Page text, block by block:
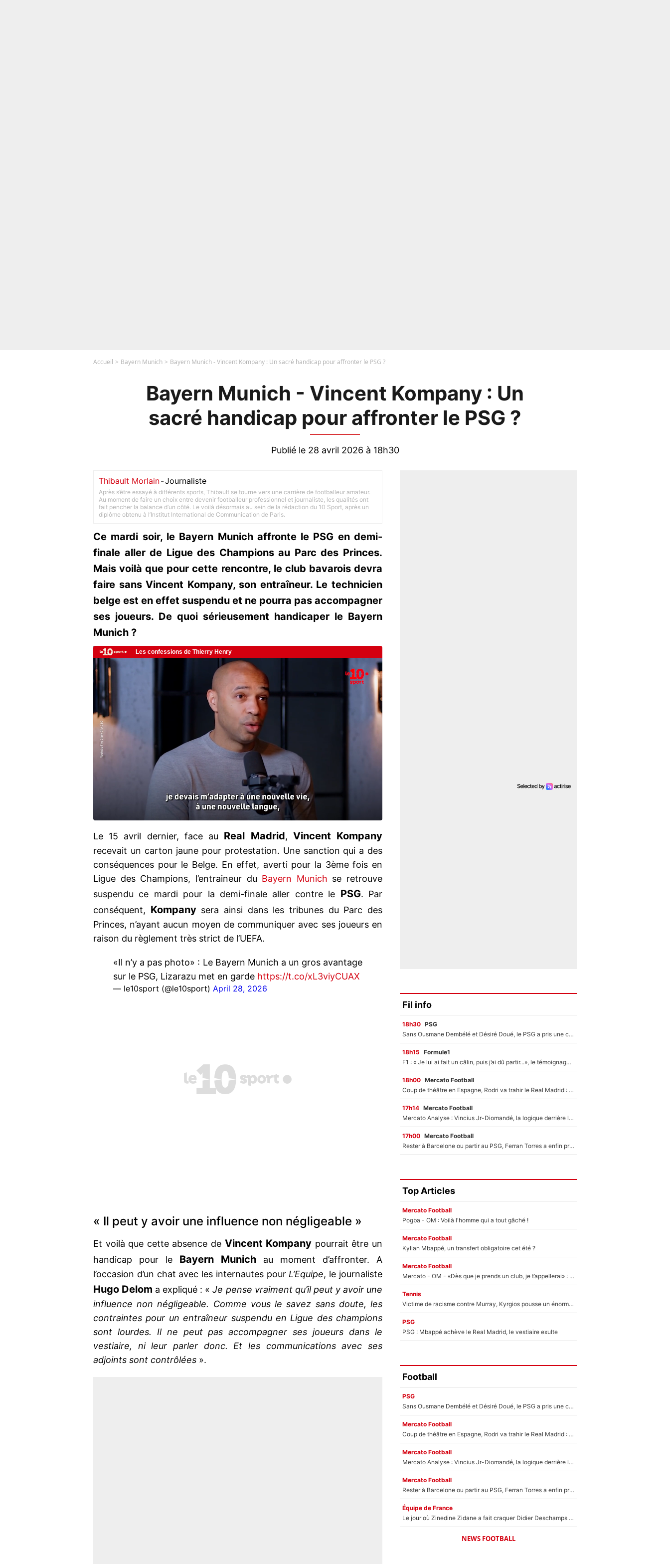
Accueil Bayern Munich Bayern Munich - Vincent Kompany : Un sacré handicap pour affronter le PSG ?
Bayern Munich - Vincent Kompany : Un
sacré handicap pour affronter le PSG ?
Publié le 28 avril 2026 à 18h30
Thibault Morlain-Journaliste
Après s’être essayé à différents sports, Thibault se tourne vers une carrière de footballeur amateur.
Au moment de faire un choix entre devenir footballeur professionnel et journaliste, les qualités ont
fait pencher la balance d’un côté. Le voilà désormais au sein de la rédaction du 10 Sport, après un
diplôme obtenu à l’Institut International de Communication de Paris.
Ce mardi soir, le Bayern Munich affronte le PSG en demi-
finale aller de Ligue des Champions au Parc des Princes.
Mais voilà que pour cette rencontre, le club bavarois devra
faire sans Vincent Kompany, son entraîneur. Le technicien
belge est en effet suspendu et ne pourra pas accompagner
ses joueurs. De quoi sérieusement handicaper le Bayern
Munich ?
Le 15 avril dernier, face au Real Madrid, Vincent Kompany
recevait un carton jaune pour protestation. Une sanction qui a des
conséquences pour le Belge. En effet, averti pour la 3ème fois en
Ligue des Champions, l’entraineur du Bayern Munich se retrouve
suspendu ce mardi pour la demi-finale aller contre le PSG. Par
conséquent, Kompanysera ainsi dans les tribunes du Parc des
Princes, n’ayant aucun moyen de communiquer avec ses joueurs en
raison du règlement très strict de l’UEFA.
«Il n’y a pas photo» : Le Bayern Munich a un gros avantage
sur le PSG, Lizarazu met en garde https://t.co/xL3viyCUAX
— le10sport (@le10sport) April 28, 2026
« Il peut y avoir une influence non négligeable »
Et voilà que cette absence de Vincent Kompany pourrait être un
handicap pour le Bayern Munich au moment d’affronter. A
l’occasion d’un chat avec les internautes pourL’Equipe, le journaliste
Hugo Delom a expliqué : «Je pense vraiment qu’il peut y avoir une
influence non négligeable. Comme vous le savez sans doute, les
contraintes pour un entraîneur suspendu en Ligue des champions
sont lourdes. Il ne peut pas accompagner ses joueurs dans le
vestiaire, ni leur parler donc. Et les communications avec ses
adjoints sont contrôlées ».
Fil info
18h30 PSG
Sans Ousmane Dembélé et Désiré Doué, le PSG a pris une correction face à Majorque : Luis Enrique attend avec impatience des renforts !
18h15 Formule1
F1 : « Je lui ai fait un câlin, puis j’ai dû partir...», le témoignage émouvant de Max Verstappen sur sa fille
18h00 Mercato Football
Coup de théâtre en Espagne, Rodri va trahir le Real Madrid : Le Ballon d'Or a choisi de signer au FC Barcelone !
17h14 Mercato Football
Mercato Analyse : Vincius Jr-Diomandé, la logique derrière la concordance des temps
17h00 Mercato Football
Rester à Barcelone ou partir au PSG, Ferran Torres a enfin pris sa décision : La course contre la montre est lancée !
Top Articles
Mercato Football
Pogba - OM : Voilà l'homme qui a tout gâché !
Mercato Football
Kylian Mbappé, un transfert obligatoire cet été ?
Mercato Football
Mercato - OM - «Dès que je prends un club, je t’appellerai» : La promesse de Marcelino au moment de claquer la porte
Tennis
Victime de racisme contre Murray, Kyrgios pousse un énorme coup de gueule !
PSG
PSG : Mbappé achève le Real Madrid, le vestiaire exulte
Football
PSG
Sans Ousmane Dembélé et Désiré Doué, le PSG a pris une correction face à Majorque : Luis Enrique attend avec impatience des renforts !
Mercato Football
Coup de théâtre en Espagne, Rodri va trahir le Real Madrid : Le Ballon d'Or a choisi de signer au FC Barcelone !
Mercato Football
Mercato Analyse : Vincius Jr-Diomandé, la logique derrière la concordance des temps
Mercato Football
Rester à Barcelone ou partir au PSG, Ferran Torres a enfin pris sa décision : La course contre la montre est lancée !
Équipe de France
Le jour où Zinedine Zidane a fait craquer Didier Deschamps en équipe de France : «Je m’en suis voulu», l’ancien sélectionneur a regretté son geste !
NEWS FOOTBALL